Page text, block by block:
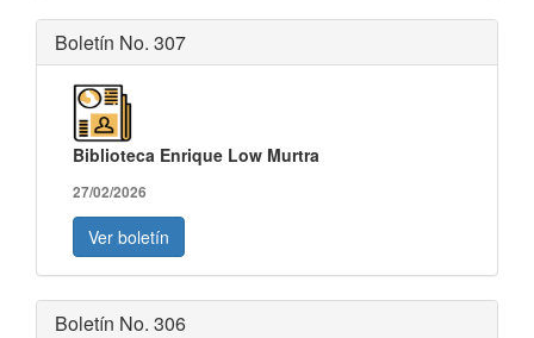
Boletín No. 307
Biblioteca Enrique Low Murtra
27/02/2026
Ver boletín
Boletín No. 306